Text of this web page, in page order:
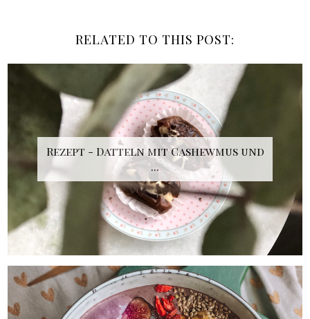
RELATED TO THIS POST:
Rezept - Datteln mit Cashewmus und
...